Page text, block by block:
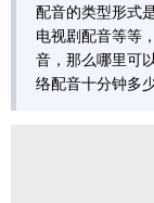
配音的类型形式
电视剧配音等等
音，那么哪里可
络配音十分钟多